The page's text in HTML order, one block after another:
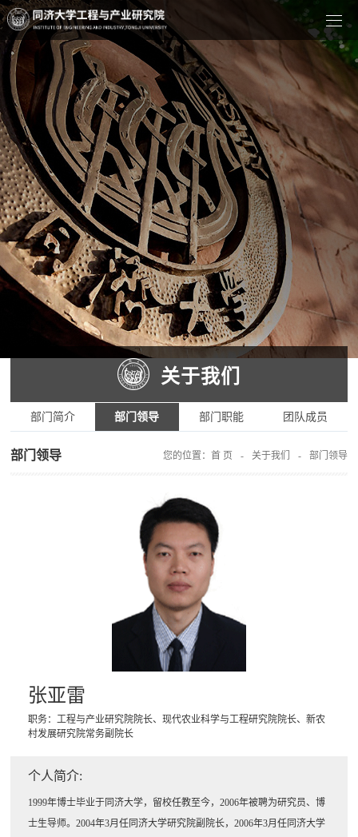
关于我们
部门简介 部门领导 部门职能 团队成员
部门领导 您的位置： 首 页 - 关于我们 - 部门领导
张亚雷
职务：工程与产业研究院院长、现代农业科学与工程研究院院长、新农
村发展研究院常务副院长
个人简介:
1999年博士毕业于同济大学，留校任教至今，2006年被聘为研究员、博
士生导师。2004年3月任同济大学研究院副院长，2006年3月任同济大学